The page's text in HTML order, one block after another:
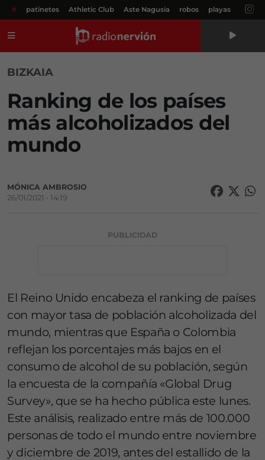
# patinetes Athletic Club Aste Nagusia robos playas
BIZKAIA
Ranking de los países
más alcoholizados del
mundo
MÓNICA AMBROSIO
26/01/2021 • 14:19
PUBLICIDAD
El Reino Unido encabeza el ranking de países
con mayor tasa de población alcoholizada del
mundo, mientras que España o Colombia
reflejan los porcentajes más bajos en el
consumo de alcohol de su población, según
la encuesta de la compañía «Global Drug
Survey», que se ha hecho pública este lunes.
Este análisis, realizado entre más de 100.000
personas de todo el mundo entre noviembre
y diciembre de 2019, antes del estallido de la